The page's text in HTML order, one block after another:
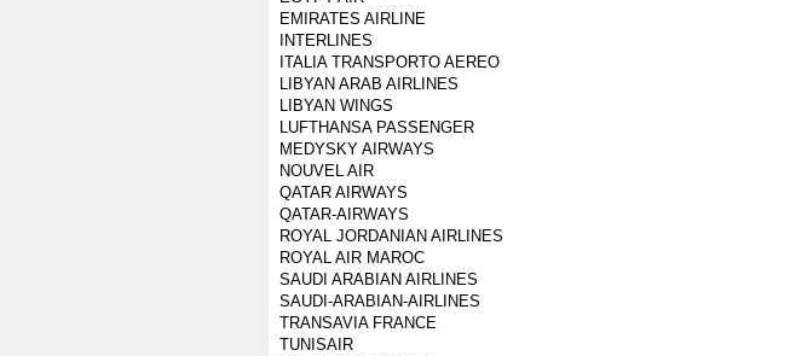
EMIRATES AIRLINE
INTERLINES
ITALIA TRANSPORTO AEREO
LIBYAN ARAB AIRLINES
LIBYAN WINGS
LUFTHANSA PASSENGER
MEDYSKY AIRWAYS
NOUVEL AIR
QATAR AIRWAYS
QATAR-AIRWAYS
ROYAL JORDANIAN AIRLINES
ROYAL AIR MAROC
SAUDI ARABIAN AIRLINES
SAUDI-ARABIAN-AIRLINES
TRANSAVIA FRANCE
TUNISAIR